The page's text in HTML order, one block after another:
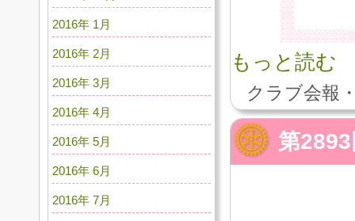
もっと読む
クラブ会報
第
2016年 1月
2016年 2月
2016年 3月
2016年 4月
2016年 5月
2016年 6月
2016年 7月